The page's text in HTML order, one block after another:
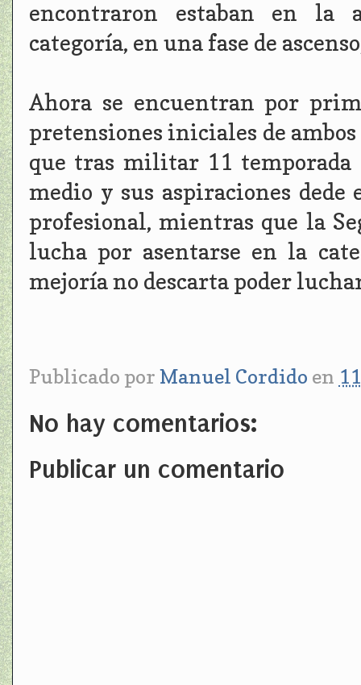
encontraron estaban en la
categoría, en una fase de
Ahora se encuentran por
pretensiones iniciales de
que tras militar 11 temporada
medio y sus aspiraciones
profesional, mientras que la
lucha por asentarse en la
mejoría no descarta poder
Publicado por Manuel Cordido en
No hay comentarios:
Publicar un comentario